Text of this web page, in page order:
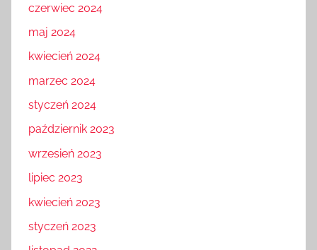
czerwiec 2024
maj 2024
kwiecień 2024
marzec 2024
styczeń 2024
październik 2023
wrzesień 2023
lipiec 2023
kwiecień 2023
styczeń 2023